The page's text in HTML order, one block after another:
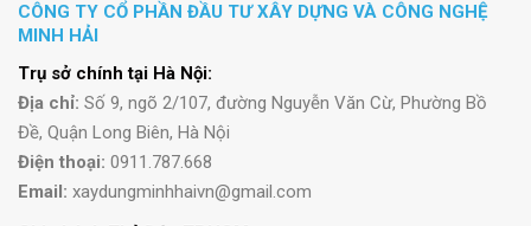
CÔNG TY CỔ PHẦN ĐẦU TƯ XÂY DỰNG VÀ CÔNG NGHỆ
MINH HẢI
Trụ sở chính tại Hà Nội:
Địa chỉ: Số 9, ngõ 2/107, đường Nguyễn Văn Cừ, Phường Bồ
Đề, Quận Long Biên, Hà Nội
Điện thoại: 0911.787.668
Email: xaydungminhhaivn@gmail.com